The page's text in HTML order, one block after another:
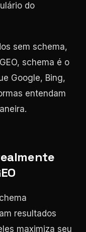
do
sem schema,
schema é o
Google, Bing,
entendam
resultados
maximiza seu